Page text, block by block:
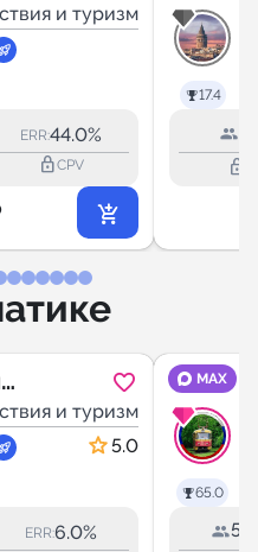
и туризм
ERR:44.0%
lock_outlineCPV
17.4
lock_outline
с
Еновой
и туризм
5.0
ERR:6.0%
MAX
65.0